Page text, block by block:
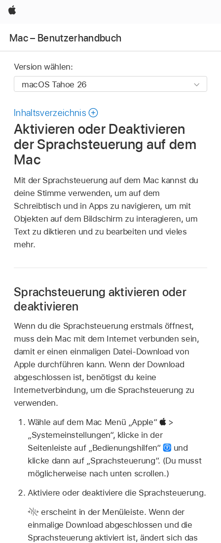
Apple
Mac – Benutzerhandbuch
Version wählen:
Inhaltsverzeichnis
Aktivieren oder Deaktivieren
der Sprachsteuerung auf dem
Mac
Mit der Sprachsteuerung auf dem Mac kannst du
deine Stimme verwenden, um auf dem
Schreibtisch und in Apps zu navigieren, um mit
Objekten auf dem Bildschirm zu interagieren, um
Text zu diktieren und zu bearbeiten und vieles
mehr.
Sprachsteuerung aktivieren oder
deaktivieren
Wenn du die Sprachsteuerung erstmals öffnest,
muss dein Mac mit dem Internet verbunden sein,
damit er einen einmaligen Datei-Download von
Apple durchführen kann. Wenn der Download
abgeschlossen ist, benötigst du keine
Internetverbindung, um die Sprachsteuerung zu
verwenden.
Wähle auf dem Mac Menü „Apple“
>
„Systemeinstellungen“, klicke in der
Seitenleiste auf „Bedienungshilfen“
und
klicke dann auf „Sprachsteuerung“. (Du musst
möglicherweise nach unten scrollen.)
Aktiviere oder deaktiviere die Sprachsteuerung.
erscheint in der Menüleiste. Wenn der
einmalige Download abgeschlossen und die
Sprachsteuerung aktiviert ist, ändert sich das